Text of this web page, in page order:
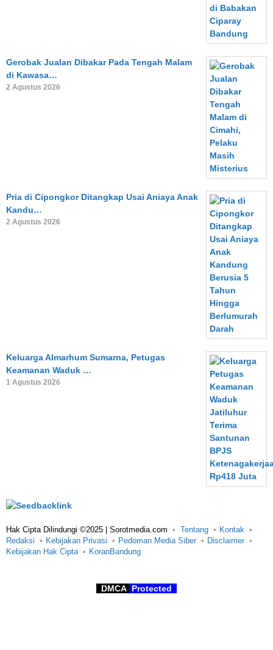
Gerobak Jualan Dibakar Pada Tengah Malam
di Kawasa…
2 Agustus 2026
Pria di Cipongkor Ditangkap Usai Aniaya Anak
Kandu…
2 Agustus 2026
Keluarga Almarhum Sumarna, Petugas
Keamanan Waduk …
1 Agustus 2026
Hak Cipta Dilindungi ©2025 | Sorotmedia.com Tentang
Kontak
Redaksi
Kebijakan Privasi Pedoman Media Siber
Disclaimer
Kebijakan Hak Cipta
KoranBandung
DMCA Protected